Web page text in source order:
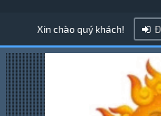
Xin chào quý khách!